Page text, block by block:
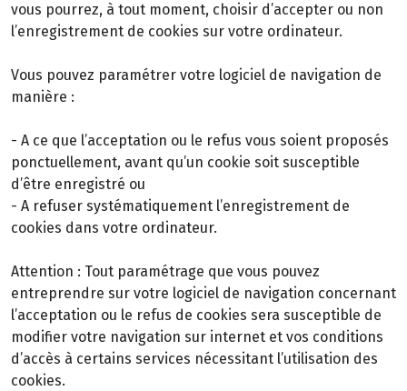
vous pourrez, à tout moment, choisir d’accepter ou non
l’enregistrement de cookies sur votre ordinateur.
Vous pouvez paramétrer votre logiciel de navigation de
manière :
- A ce que l’acceptation ou le refus vous soient proposés
ponctuellement, avant qu’un cookie soit susceptible
d’être enregistré ou
- A refuser systématiquement l’enregistrement de
cookies dans votre ordinateur.
Attention : Tout paramétrage que vous pouvez
entreprendre sur votre logiciel de navigation concernant
l’acceptation ou le refus de cookies sera susceptible de
modifier votre navigation sur internet et vos conditions
d’accès à certains services nécessitant l’utilisation des
cookies.